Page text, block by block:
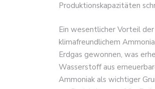
Produktionskapazitäten
Ein wesentlicher Vorteil
klimafreundlichem
Erdgas gewonnen, was
Wasserstoff aus
Ammoniak als wichtiger